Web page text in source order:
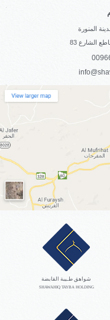
المنورة
شواهق طـيبة القابضة
SHAWAHIQ TAYBA HOLDING